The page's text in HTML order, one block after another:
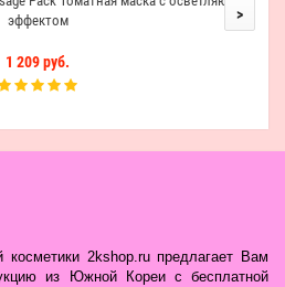
эффектом
1 209 руб.
>
косметики 2kshop.ru предлагает Вам
из Южной Кореи с бесплатной